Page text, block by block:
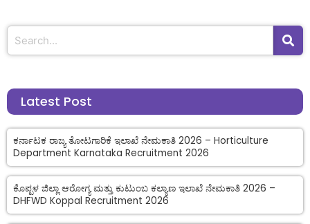
Latest Post
ಕರ್ನಾಟಕ ರಾಜ್ಯ ತೋಟಗಾರಿಕೆ ಇಲಾಖೆ ನೇಮಕಾತಿ 2026 – Horticulture
Department Karnataka Recruitment 2026
ಕೊಪ್ಪಳ ಜಿಲ್ಲಾ ಆರೋಗ್ಯ ಮತ್ತು ಕುಟುಂಬ ಕಲ್ಯಾಣ ಇಲಾಖೆ ನೇಮಕಾತಿ 2026 –
DHFWD Koppal Recruitment 2026